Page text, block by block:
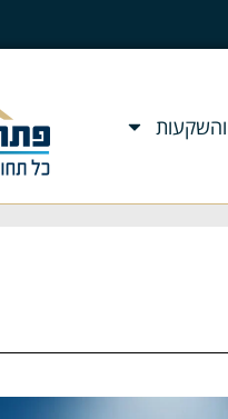
והשקעות